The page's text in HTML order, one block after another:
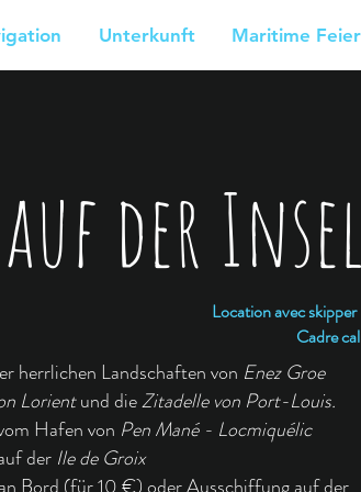
Unterkunft Maritime
der
Location avec
Cadre
herrlichen Landschaften von Enez Groe
Lorientund dieZitadelle von Port-Louis.
Hafen von Pen Mané - Locmiquélic
der Ile de Groix